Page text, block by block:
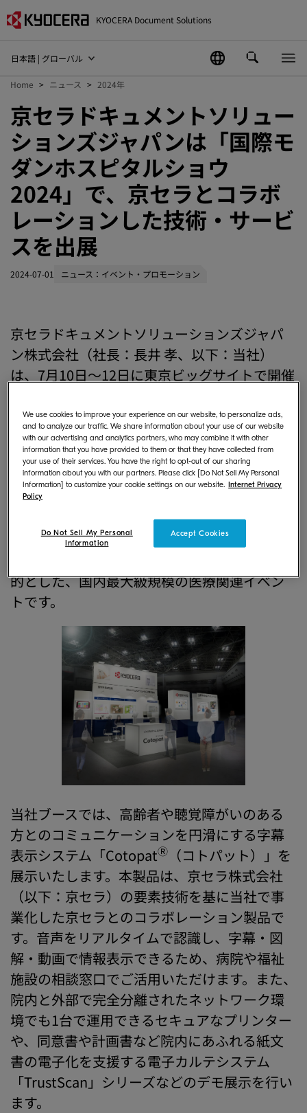
KYOCERA Document Solutions
日本語 | グローバル
Home ニュース 2024年
京セラドキュメントソリュー
ションズジャパンは「国際モ
ダンホスピタルショウ
2024」で、京セラとコラボ
レーションした技術・サービ
スを出展
2024-07-01 ニュース：イベント・プロモーション
京セラドキュメントソリューションズジャパ
ン株式会社（社長：長井 孝、以下：当社）
は、7月10日～12日に東京ビッグサイトで開催
に出展いたします。
「国際モダンホスピタルショウ」は病院をは
じめ、保健･医療･福祉分野における質の向
上、充実に役立つ機器、製品、システム、サ
ービスなどを幅広く展示し、最新情報の発
信、および情報交流の場を提供することによ
的とした、国内最大級規模の医療関連イベン
トです。
当社ブースでは、高齢者や聴覚障がいのある
方とのコミュニケーションを円滑にする字幕
表示システム「CotopatⓇ
（コトパット）」を
展示いたします。本製品は、京セラ株式会社
（以下：京セラ）の要素技術を基に当社で事
業化した京セラとのコラボレーション製品で
す。音声をリアルタイムで認識し、字幕・図
解・動画で情報表示できるため、病院や福祉
施設の相談窓口でご活用いただけます。また、
院内と外部で完全分離されたネットワーク環
境でも1台で運用できるセキュアなプリンター
や、同意書や計画書など院内にあふれる紙文
書の電子化を支援する電子カルテシステム
「TrustScan」シリーズなどのデモ展示を行い
ます。
We use cookies to improve your experience on our website, to personalize ads,
and to analyze our traffic. We share information about your use of our website
with our advertising and analytics partners, who may combine it with other
information that you have provided to them or that they have collected from
your use of their services. You have the right to opt-out of our sharing
information about you with our partners. Please click [Do Not Sell My Personal
Information] to customize your cookie settings on our website.
Internet Privacy
Policy
Accept Cookies
Do Not Sell My Personal
Information